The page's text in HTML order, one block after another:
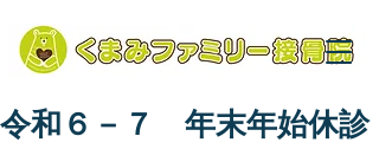
令和６－７ 年末年始休診